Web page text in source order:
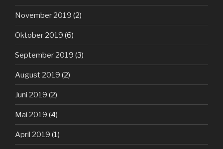
November 2019 (2)
Oktober 2019 (6)
September 2019 (3)
August 2019 (2)
Juni 2019 (2)
Mai 2019 (4)
April 2019 (1)